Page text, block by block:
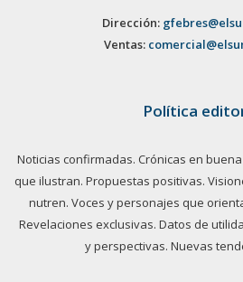
Dirección:
Ventas:
Política
Noticias confirmadas. Crónicas en
que ilustran. Propuestas positivas.
nutren. Voces y personajes que
Revelaciones exclusivas. Datos de
y perspectivas. Nuevas